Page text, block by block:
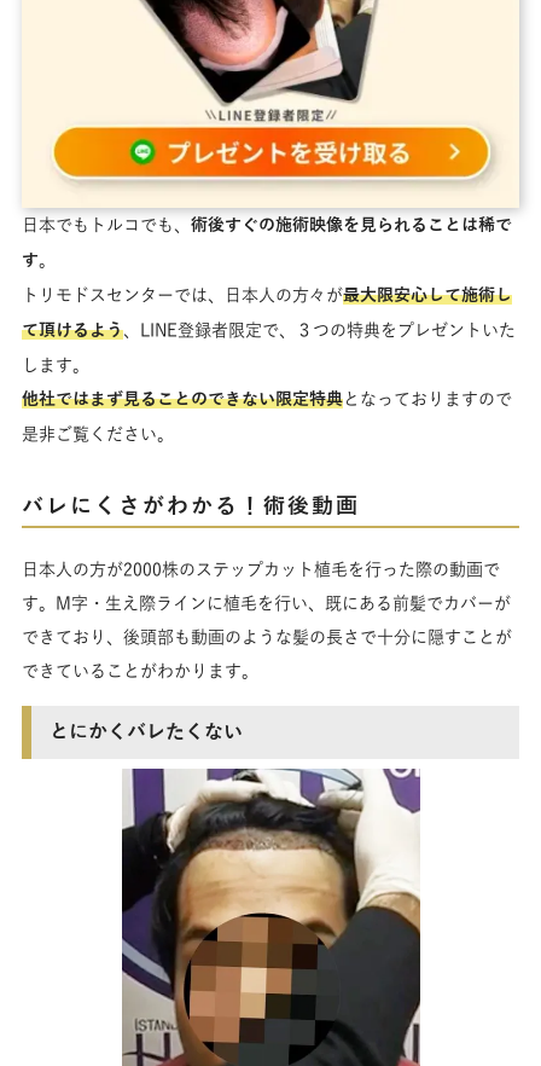
日本でもトルコでも、 術後すぐの施術映像を見られることは稀で
す。
トリモドスセンターでは、日本人の方々が最大限安心して施術し
て頂けるよう、LINE登録者限定で、３つの特典をプレゼントいた
します。
他社ではまず見ることのできない限定特典となっておりますので
是非ご覧ください。
バレにくさがわかる！術後動画
日本人の方が2000株のステップカット植毛を行った際の動画で
す。M字・生え際ラインに植毛を行い、既にある前髪でカバーが
できており、後頭部も動画のような髪の長さで十分に隠すことが
できていることがわかります。
とにかくバレたくない